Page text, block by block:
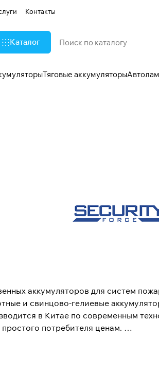
Контакты
Каталог
Тяговые аккумуляторы
аккумуляторов для систем
и свинцово-гелиевые
в Китае по современным
потребителя ценам.
игрока на мировой арене